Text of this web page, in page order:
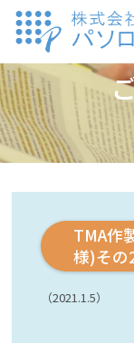
TMA作
様)その
（2021.1.5）